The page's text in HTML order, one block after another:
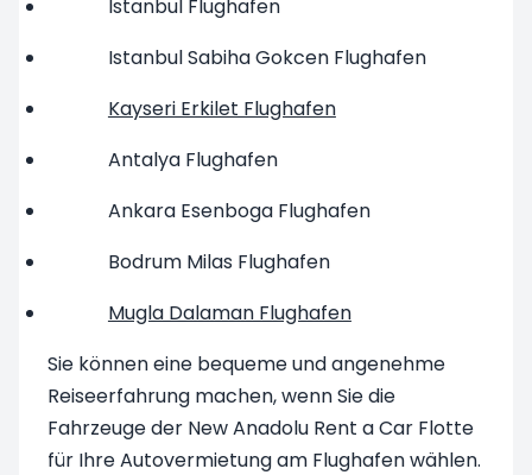
Istanbul Flughafen
Istanbul Sabiha Gokcen Flughafen
Kayseri Erkilet Flughafen
Antalya Flughafen
Ankara Esenboga Flughafen
Bodrum Milas Flughafen
Mugla Dalaman Flughafen
Sie können eine bequeme und angenehme
Reiseerfahrung machen, wenn Sie die
Fahrzeuge der New Anadolu Rent a Car Flotte
für Ihre Autovermietung am Flughafen wählen.